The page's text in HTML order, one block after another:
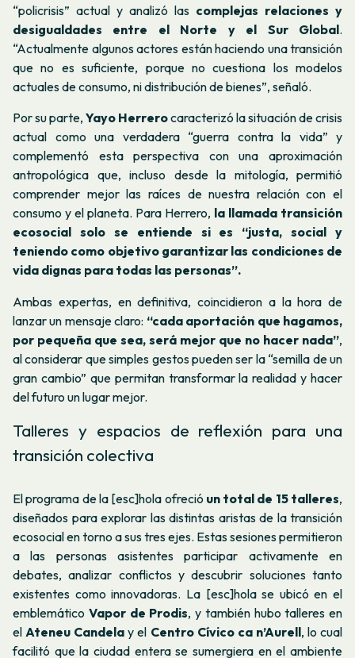
“policrisis” actual y analizó las complejas relaciones y
desigualdades entre el Norte y el Sur Global.
“Actualmente algunos actores están haciendo una transición
que no es suficiente, porque no cuestiona los modelos
actuales de consumo, ni distribución de bienes”, señaló.
Por su parte, Yayo Herrerocaracterizó la situación de crisis
actual como una verdadera “guerra contra la vida” y
complementó esta perspectiva con una aproximación
antropológica que, incluso desde la mitología, permitió
comprender mejor las raíces de nuestra relación con el
consumo y el planeta. Para Herrero, la llamada transición
ecosocial solo se entiende si es “justa, social y
teniendo como objetivo garantizar las condiciones de
vida dignas para todas las personas”.
Ambas expertas, en definitiva, coincidieron a la hora de
lanzar un mensaje claro: “cada aportación que hagamos,
por pequeña que sea, será mejor que no hacer nada”,
al considerar que simples gestos pueden ser la “semilla de un
gran cambio” que permitan transformar la realidad y hacer
del futuro un lugar mejor.
Talleres y espacios de reflexión para una
transición colectiva
El programa de la [esc]hola ofreció un total de 15 talleres,
diseñados para explorar las distintas aristas de la transición
ecosocial en torno a sus tres ejes. Estas sesiones permitieron
a las personas asistentes participar activamente en
debates, analizar conflictos y descubrir soluciones tanto
existentes como innovadoras. La [esc]hola se ubicó en el
emblemático Vapor de Prodis, y también hubo talleres en
elAteneu Candela y el Centro Cívico ca n’Aurell, lo cual
facilitó que la ciudad entera se sumergiera en el ambiente